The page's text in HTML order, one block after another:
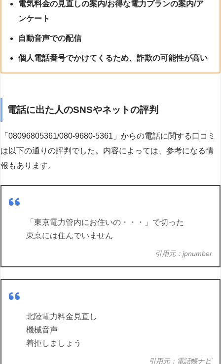
電気料金の見直しの案内/お得な電力プランの案内/ア
ンケート
自動音声での配信
個人電話番号でかけてくるため、詐欺の可能性が高い
電話に出た人のSNSやネットの評判
「08096805361/080-9680-5361」からの電話に関する口コミ
は以下の通りの評判でした。内容によっては、参考になる情
報もあります。
「東京電力管内にお住いの・・・」で切った
東京には住んでいません
引用元：jpnumber
北陸電力料金見直し
機械音声
着拒しましょう
引用元：電話帳ナビ